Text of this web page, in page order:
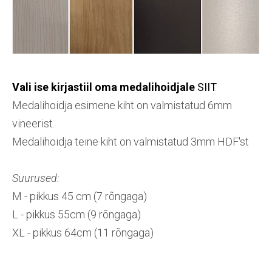
Vali ise kirjastiil oma medalihoidjale SIIT
Medalihoidja esimene kiht on valmistatud 6mm
vineerist.
Medalihoidja teine kiht on valmistatud 3mm HDF'st
Suurused:
M - pikkus 45 cm (7 rõngaga)
L - pikkus 55cm (9 rõngaga)
XL - pikkus 64cm (11 rõngaga)